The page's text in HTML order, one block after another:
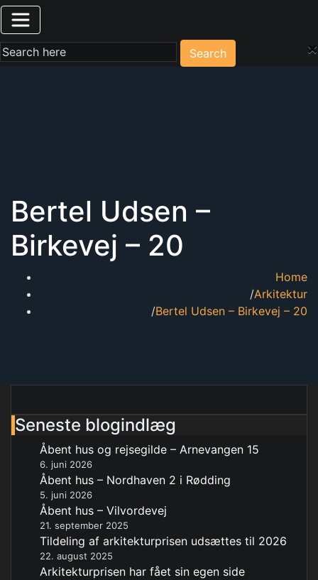
×
Search
Bertel Udsen –
Birkevej – 20
Home
Arkitektur
Bertel Udsen – Birkevej – 20
Seneste blogindlæg
Åbent hus og rejsegilde – Arnevangen 15
6. juni 2026
Åbent hus – Nordhaven 2 i Rødding
5. juni 2026
Åbent hus – Vilvordevej
21. september 2025
Tildeling af arkitekturprisen udsættes til 2026
22. august 2025
Arkitekturprisen har fået sin egen side